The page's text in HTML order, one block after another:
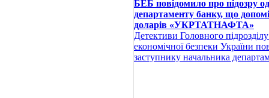
БЕБ повідомило про підозру
департаменту банку, що
доларів «УКРТАТНАФТА»
Детективи Головного
економічної безпеки України
заступнику начальника